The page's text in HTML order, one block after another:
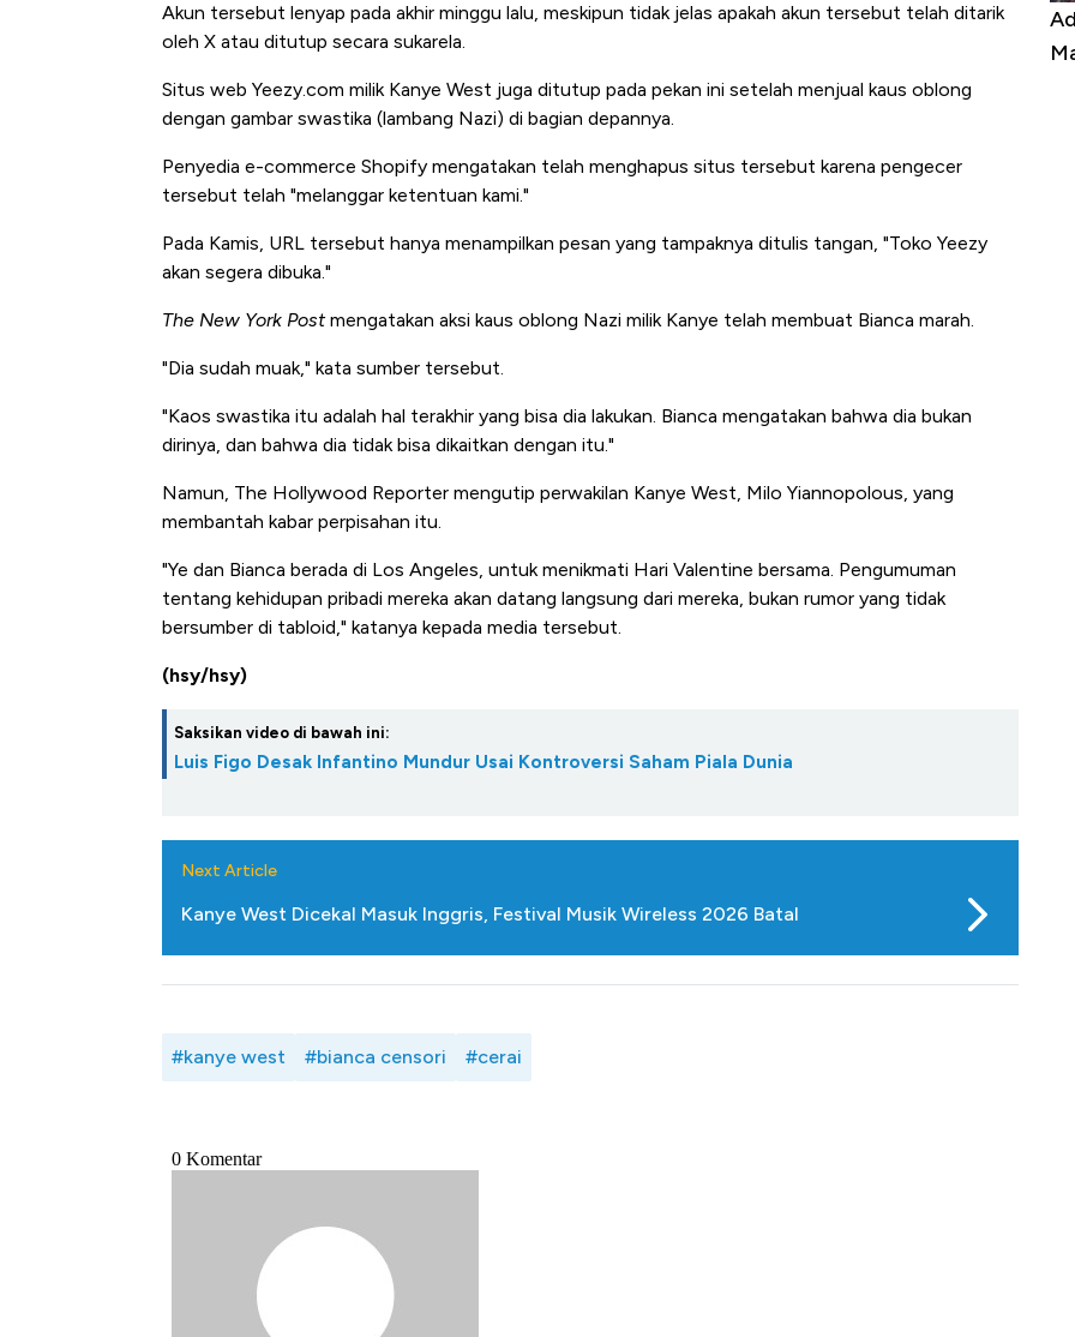
Akun tersebut lenyap pada akhir minggu lalu, meskipun tidak jelas apakah akun tersebut telah ditarik
oleh X atau ditutup secara sukarela.
Situs web Yeezy.com milik Kanye West juga ditutup pada pekan ini setelah menjual kaus oblong
dengan gambar swastika (lambang Nazi) di bagian depannya.
Penyedia e-commerce Shopify mengatakan telah menghapus situs tersebut karena pengecer
tersebut telah "melanggar ketentuan kami."
Pada Kamis, URL tersebut hanya menampilkan pesan yang tampaknya ditulis tangan, "Toko Yeezy
akan segera dibuka."
The New York Postmengatakan aksi kaus oblong Nazi milik Kanye telah membuat Bianca marah.
"Dia sudah muak," kata sumber tersebut.
"Kaos swastika itu adalah hal terakhir yang bisa dia lakukan. Bianca mengatakan bahwa dia bukan
dirinya, dan bahwa dia tidak bisa dikaitkan dengan itu."
Namun, The Hollywood Reporter mengutip perwakilan Kanye West, Milo Yiannopolous, yang
membantah kabar perpisahan itu.
"Ye dan Bianca berada di Los Angeles, untuk menikmati Hari Valentine bersama. Pengumuman
tentang kehidupan pribadi mereka akan datang langsung dari mereka, bukan rumor yang tidak
bersumber di tabloid," katanya kepada media tersebut.
(hsy/hsy)
Saksikan video di bawah ini:
Luis Figo Desak Infantino Mundur Usai Kontroversi Saham Piala Dunia
Next Article
Kanye West Dicekal Masuk Inggris, Festival Musik Wireless 2026 Batal
#kanye west #bianca censori #cerai
Kongo Tutup Keran Ekspor, Harga
Tembaga Terbang ke Zona Berbahaya
Adu Panas Kinerja Emiten Minyak RI,